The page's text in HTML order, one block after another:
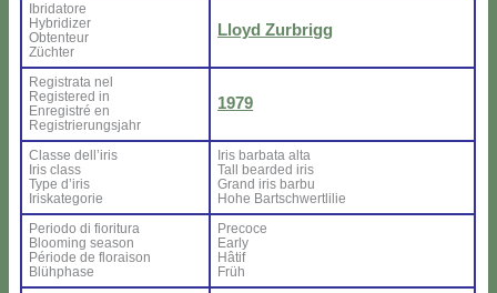
Ibri­da­to­re
Hy­bri­di­zer
Ob­ten­teur
Zü­ch­ter
Lloyd Zur­brigg
Re­gi­stra­ta nel
Re­gi­ste­red in
En­re­gi­stré en
Re­gi­strie­rung­sjahr
1979
Clas­se del­l’i­ris
Iris class
Ty­pe d’i­ris
Iri­ska­te­go­rie
Iris bar­ba­ta al­ta
Tall bear­ded iris
Grand iris bar­bu
Ho­he Bar­ts­ch­wer­tli­lie
Pe­rio­do di fio­ri­tu­ra
Bloo­ming sea­son
Pé­rio­de de flo­rai­son
Blü­h­pha­se
Pre­co­ce
Ear­ly
Hâ­tif
Früh